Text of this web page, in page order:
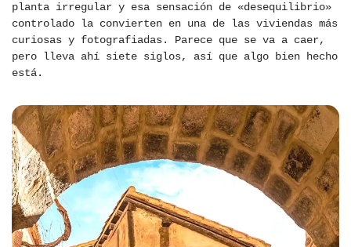
planta irregular y esa sensación de «desequilibrio»
controlado la convierten en una de las viviendas más
curiosas y fotografiadas. Parece que se va a caer,
pero lleva ahí siete siglos, así que algo bien hecho
está.